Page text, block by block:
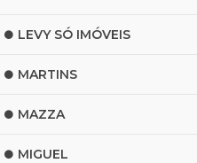
LEVY SÓ IMÓVEIS
MARTINS
MAZZA
MIGUEL